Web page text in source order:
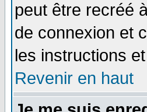
peut être recréé
de connexion et
les instructions
Revenir en haut